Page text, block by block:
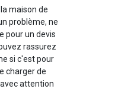
maison de
problème, ne
pour un devis
rassurez
si c'est pour
charger de
attention